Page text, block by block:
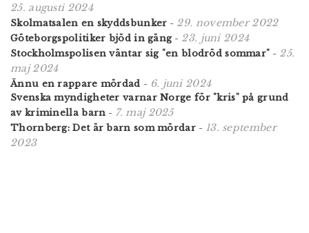
25. augusti 2024
Skolmatsalen en skyddsbunker - 29. november 2022
Göteborgspolitiker bjöd in gäng- 23. juni 2024
Stockholmspolisen väntar sig "en blodröd sommar" - 25.
maj 2024
Ännu en rappare mördad - 6. juni 2024
Svenska myndigheter varnar Norge för "kris" på grund
av kriminella barn - 7. maj 2025
Thornberg: Det är barn som mördar- 13. september
2023